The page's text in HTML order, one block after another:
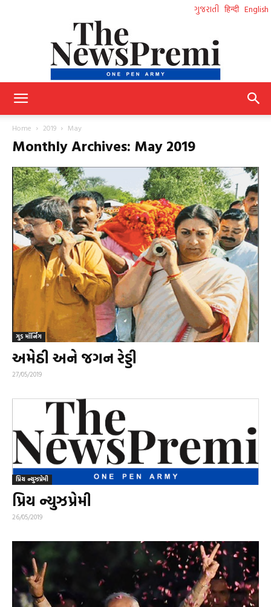
ગુજરાતી हिन्दी English
Home 2019 May
Monthly Archives: May 2019
ગુડ મૉર્નિંગ
અમેઠી અને જગન રેડ્ડી
27/05/2019
પ્રિય ન્યુઝપ્રેમી
પ્રિય ન્યુઝપ્રેમી
26/05/2019